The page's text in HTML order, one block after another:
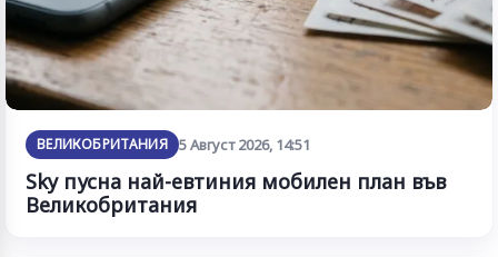
ВЕЛИКОБРИТАНИЯ 5 Август 2026, 14:51
Sky пусна най-евтиния мобилен план във
Великобритания